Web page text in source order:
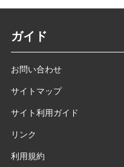
ガイド
お問い合わせ
サイトマップ
サイト利用ガイド
リンク
利用規約